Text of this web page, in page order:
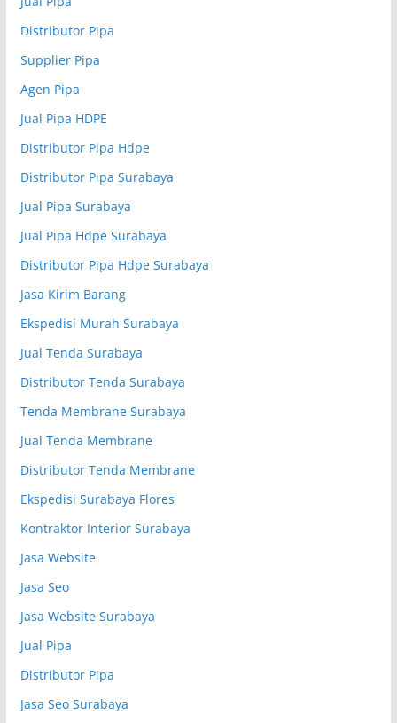
Distributor Pipa
Supplier Pipa
Agen Pipa
Jual Pipa HDPE
Distributor Pipa Hdpe
Distributor Pipa Surabaya
Jual Pipa Surabaya
Jual Pipa Hdpe Surabaya
Distributor Pipa Hdpe Surabaya
Jasa Kirim Barang
Ekspedisi Murah Surabaya
Jual Tenda Surabaya
Distributor Tenda Surabaya
Tenda Membrane Surabaya
Jual Tenda Membrane
Distributor Tenda Membrane
Ekspedisi Surabaya Flores
Kontraktor Interior Surabaya
Jasa Website
Jasa Seo
Jasa Website Surabaya
Jual Pipa
Distributor Pipa
Jasa Seo Surabaya